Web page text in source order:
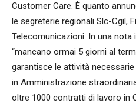
Customer Care. È quanto
le segreterie regionali Slc-Cgil,
Telecomunicazioni. In una
“mancano ormai 5 giorni al
garantisce le attività
in Amministrazione
oltre 1000 contratti di lavoro in